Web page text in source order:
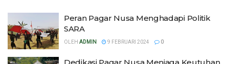
Peran Pagar Nusa Menghadapi Politik
SARA
OLEH ADMIN 9 FEBRUARI 2024 0
Dedikasi Pagar Nusa Menjaga Keutuhan